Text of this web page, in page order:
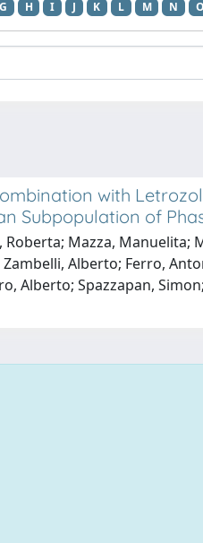
G H I J K L M N O
with
Subpopulation of
Mazza,
Alberto; Ferro,
Alberto; Spazzapan,